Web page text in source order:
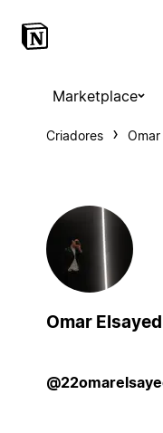
Marketplace
Criadores Omar
Omar Elsayed